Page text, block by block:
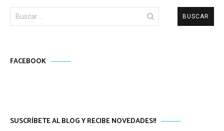
Buscar:
FACEBOOK
SUSCRÍBETE AL BLOG Y RECIBE NOVEDADES!!